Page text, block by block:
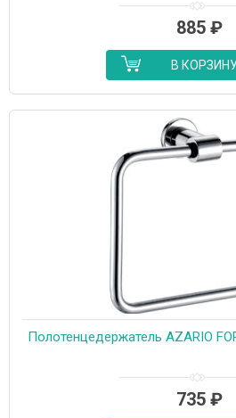
885 ₽
В
Полотенцедержатель AZARIO
735 ₽